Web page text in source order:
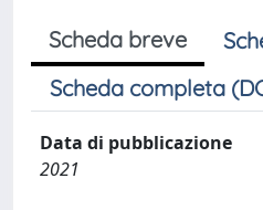
Scheda breve
Scheda completa
Data di pubblicazione
2021